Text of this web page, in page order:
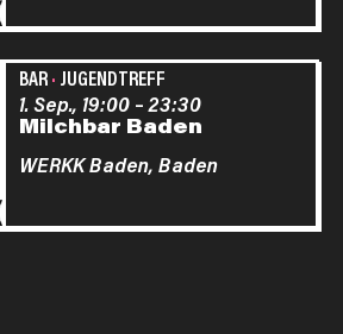
BAR· JUGENDTREFF
Milchbar Baden
1. Sep., 19:00–23:30
WERKK Baden, Baden